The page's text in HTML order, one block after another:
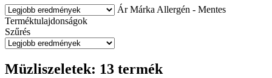
Ár Márka Allergén - Mentes
Terméktulajdonságok
Szűrés
Müzliszeletek: 13 termék